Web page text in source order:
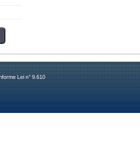
Lei n° 9.610